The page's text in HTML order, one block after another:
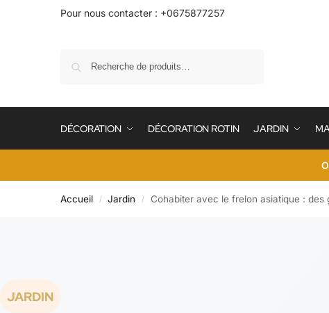
Pour nous contacter : +0675877257
DÉCORATION DÉCORATION ROTIN JARDIN
Accueil / Jardin / Cohabiter avec le frelon asiatique : des
JARDIN